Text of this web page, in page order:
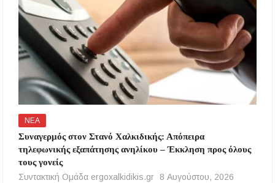
ΝΕΑ
Συναγερμός στον Στανό Χαλκιδικής: Απόπειρα
τηλεφωνικής εξαπάτησης ανηλίκου – Έκκληση προς όλους
τους γονείς
Συντακτική Ομάδα ergoxalkidikis.gr
8 Αυγούστου, 2026